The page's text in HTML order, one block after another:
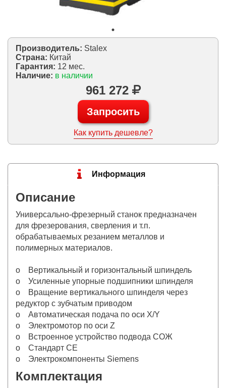
Производитель: Stalex
Страна: Китай
Гарантия: 12 мес.
Наличие: в наличии
961 272
Запросить
Как купить дешевле?
Информация
Описание
Универсально-фрезерный станок предназначен
для фрезерования, сверления и т.п.
обрабатываемых резанием металлов и
полимерных материалов.
o Вертикальный и горизонтальный шпиндель
o Усиленные упорные подшипники шпинделя
o Вращение вертикального шпинделя через
редуктор с зубчатым приводом
o Автоматическая подача по оси Х/Y
o Электромотор по оси Z
o Встроенное устройство подвода СОЖ
o Стандарт СЕ
o Электрокомпоненты Siemens
Комплектация